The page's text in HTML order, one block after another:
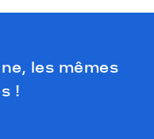
les mêmes
!